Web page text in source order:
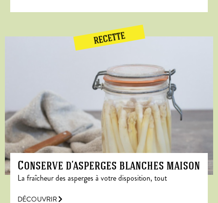
RECETTE
Conserve d’asperges blanches maison
La fraîcheur des asperges à votre disposition, tout
DÉCOUVRIR